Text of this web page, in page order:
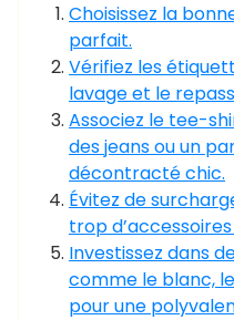
Choisissez la
parfait.
Vérifiez les
lavage et le
Associez le tee-
des jeans ou un
décontracté chic.
Évitez de
trop
Investissez dans
comme le blanc,
pour une